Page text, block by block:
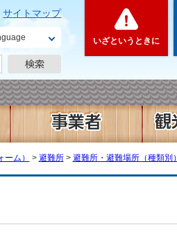
サイトマップ
いざというときに
ム） > 避難所> 避難所・避難場所（種類別）